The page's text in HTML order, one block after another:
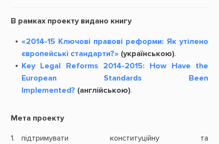
В рамках проекту видано книгу
«2014-15 Ключові правові реформи: Як утілено
європейські стандарти?» (українською).
Key Legal Reforms 2014-2015: How Have the
European Standards Been
Implemented? (англійською).
Мета проекту
підтримувати конституційну та